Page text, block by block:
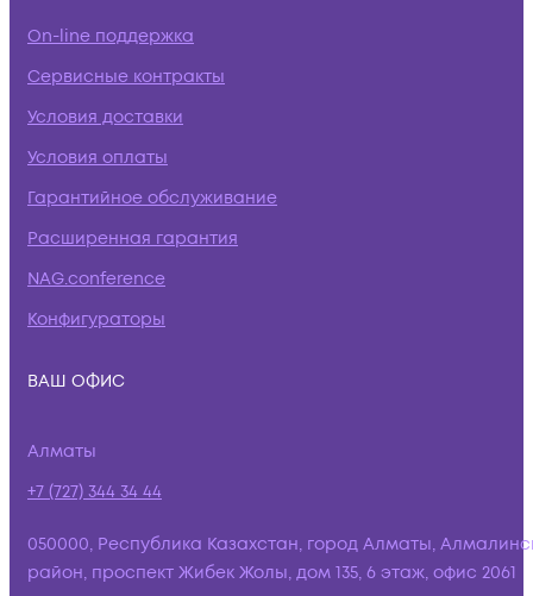
On-line поддержка
Сервисные контракты
Условия доставки
Условия оплаты
Гарантийное обслуживание
Расширенная гарантия
NAG.conference
Конфигураторы
ВАШ ОФИС
Алматы
+7 (727) 344 34 44
050000, Республика Казахстан, город Алматы,
район, проспект Жибек Жолы, дом 135, 6 этаж, офис 2061